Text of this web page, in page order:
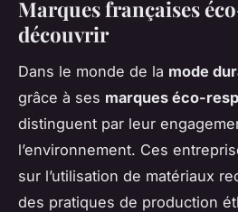
Marques françaises
découvrir
Dans le monde de la mode
grâce à ses marques éco-
distinguent par leur
l’environnement. Ces
sur l’utilisation de matériaux
des pratiques de production